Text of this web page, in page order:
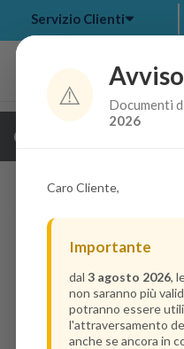
my bookings
Servizio Clienti
Guarda i dettagli
⚠️ Documenti
2026
Caro Cliente,
Importante
dal 3 agosto 2026,
non saranno più
potranno essere
l'attraversamento
anche se ancora in